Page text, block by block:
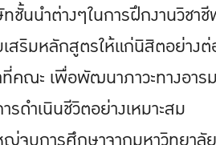
นนำต่างๆในการฝึกงานวิชา
สริมหลักสูตรให้แก่นิสิตอย่างต่
ที่คณะ เพื่อพัฒนาภาวะทางอา
รดําเนินชีวิตอย่างเหมาะสม